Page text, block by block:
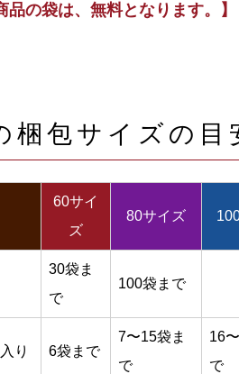
の袋は、無料となります。】
梱包サイズの目
60サイ
ズ
80サイズ
30袋ま
で
100袋まで
り 6袋まで
7〜15袋ま
で
16
で